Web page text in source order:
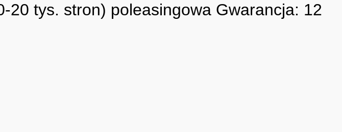
20 tys. stron) poleasingowa Gwarancja: 12